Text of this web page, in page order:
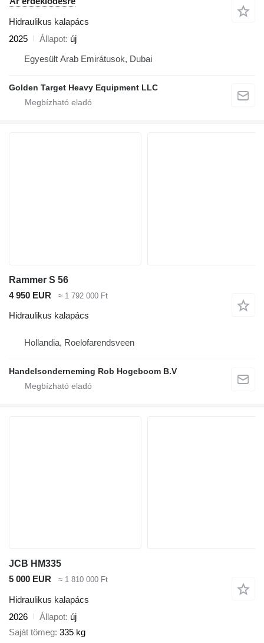
Hidraulikus kalapács
2025
Állapot új
Egyesült Arab Emirátusok, Dubai
Golden Target Heavy Equipment LLC
Rammer S 56
4 950 EUR
≈ 1 792 000 Ft
Hidraulikus kalapács
Hollandia, Roelofarendsveen
Handelsonderneming Rob Hogeboom B.V
JCB HM335
5 000 EUR
≈ 1 810 000 Ft
Hidraulikus kalapács
2026
Állapot új
Saját tömeg 335 kg